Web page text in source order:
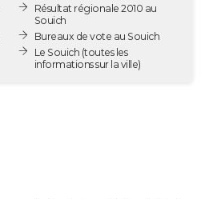
Résultat régionale 2010 au
Souich
Bureaux de vote au Souich
Le Souich (toutes les
informations sur la ville)